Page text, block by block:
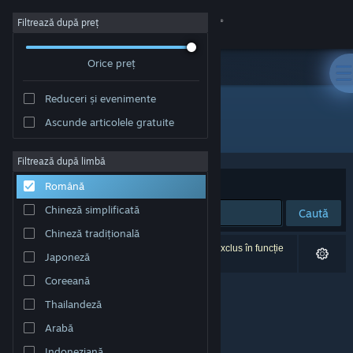
Conectează-te
Despre
Asistență
Schimbă limba
Vezi site în versiunea pentru desktop
Filtrează după preț
Orice preț
Reduceri și evenimente
Ascunde articolele gratuite
Filtrează după limbă
Română
Chineză simplificată
Chineză tradițională
Japoneză
Coreeană
Thailandeză
Arabă
Editor: Syrena Interactive
Sortează după
Caută
0 rezultate corespund căutării tale. 1 titlu a fost exclus în funcție
de preferințele tale.